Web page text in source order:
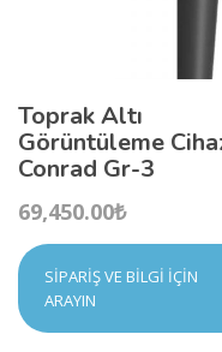
Toprak Altı
Görüntüleme
Conrad Gr-3
69,450.00₺
SIPARIŞ VE BILGI İÇIN
ARAYIN